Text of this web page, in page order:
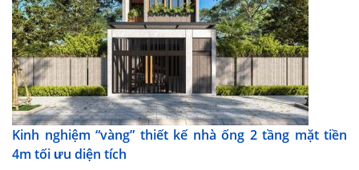
Kinh nghiệm “vàng” thiết kế nhà ống 2 tầng mặt tiền
4m tối ưu diện tích